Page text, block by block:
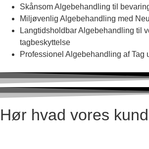
Skånsom Algebehandling til
Miljøvenlig Algebehandling med
Langtidsholdbar Algebehandling til
tagbeskyttelse
Professionel Algebehandling af Tag
Hør hvad vores